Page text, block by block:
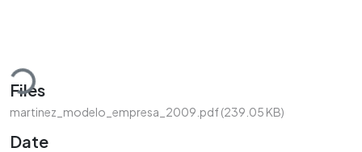
Files
martinez_modelo_empresa_2009.pdf(239.05 KB)
Date